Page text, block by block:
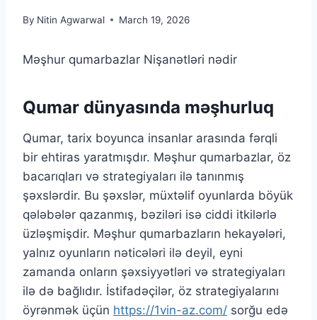
By Nitin Agwarwal March 19, 2026
Məşhur qumarbazlar Nişanətləri nədir
Qumar dünyasında məşhurluq
Qumar, tarix boyunca insanlar arasında fərqli
bir ehtiras yaratmışdır. Məşhur qumarbazlar, öz
bacarıqları və strategiyaları ilə tanınmış
şəxslərdir. Bu şəxslər, müxtəlif oyunlarda böyük
qələbələr qazanmış, bəziləri isə ciddi itkilərlə
üzləşmişdir. Məşhur qumarbazların hekayələri,
yalnız oyunların nəticələri ilə deyil, eyni
zamanda onların şəxsiyyətləri və strategiyaları
ilə də bağlıdır. İstifadəçilər, öz strategiyalarını
öyrənmək üçün https://1vin-az.com/ sorğu edə